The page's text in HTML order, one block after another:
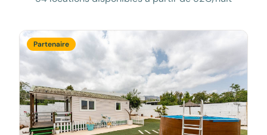
Partenaire